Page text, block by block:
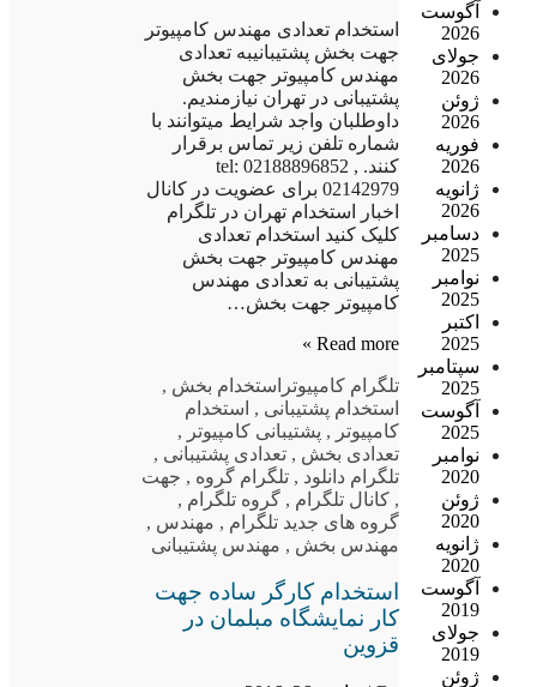
آگوست
2026
جولای
2026
ژوئن
2026
فوریه
2026
ژانویه
2026
دسامبر
2025
نوامبر
2025
اکتبر
2025
سپتامبر
2025
آگوست
2025
نوامبر
2020
ژوئن
2020
ژانویه
2020
آگوست
2019
جولای
2019
ژوئن
استخدام تعدادی مهندس کامپیوتر
جهت بخش پشتیبانیبه تعدادی
مهندس کامپیوتر جهت بخش
پشتیبانی در تهران نیازمندیم.
داوطلبان واجد شرایط میتوانند با
شماره تلفن زیر تماس برقرار
کنند. tel: 02188896852 ,
02142979 برای عضویت در کانال
اخبار استخدام تهران در تلگرام
کلیک کنید استخدام تعدادی
مهندس کامپیوتر جهت بخش
پشتیبانی به تعدادی مهندس
کامپیوتر جهت بخش…
Read more »
تلگرام کامپیوتر استخدام بخش ,
استخدام پشتیبانی , استخدام
کامپیوتر , پشتیبانی کامپیوتر ,
تعدادی بخش , تعدادی پشتیبانی ,
تلگرام دانلود , تلگرام گروه , جهت
, کانال تلگرام , گروه تلگرام ,
گروه های جدید تلگرام , مهندس ,
مهندس بخش , مهندس پشتیبانی
استخدام کارگر ساده جهت
کار نمایشگاه مبلمان در
قزوین